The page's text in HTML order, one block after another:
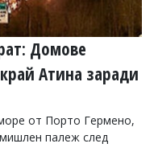
Домове
Атина заради
от Порто Гермено,
палеж след